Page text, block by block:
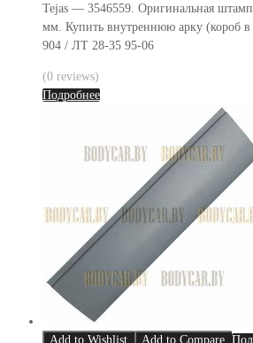
Tejas — 3546559. Оригинальная
мм. Купить внутреннюю арку (короб в
904 / ЛТ 28-35 95-06
(0 reviews)
Подробнее
Add to Wishlist Add to Compare